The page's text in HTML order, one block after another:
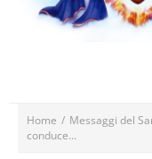
Home / Messaggi del
conduce...